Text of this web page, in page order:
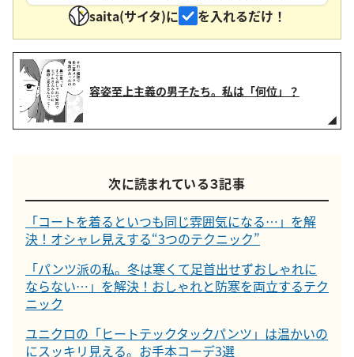
saita(サイタ)に
を入れるだけ！
容姿至上主義の男子たち。私は「何位」？
次に読まれている３記事
「コートを着るといつも同じ雰囲気になる…」を解
決！オシャレ見えする“3つのテクニック”
「パンツ派の私。冬は寒くて足首出せずおしゃれに
ならない…」を解決！おしゃれと防寒を両立するテク
ニック
ユニクロの「ヒートテックタックパンツ」は温かいの
にスッキリ見える。お手本コーデ3選